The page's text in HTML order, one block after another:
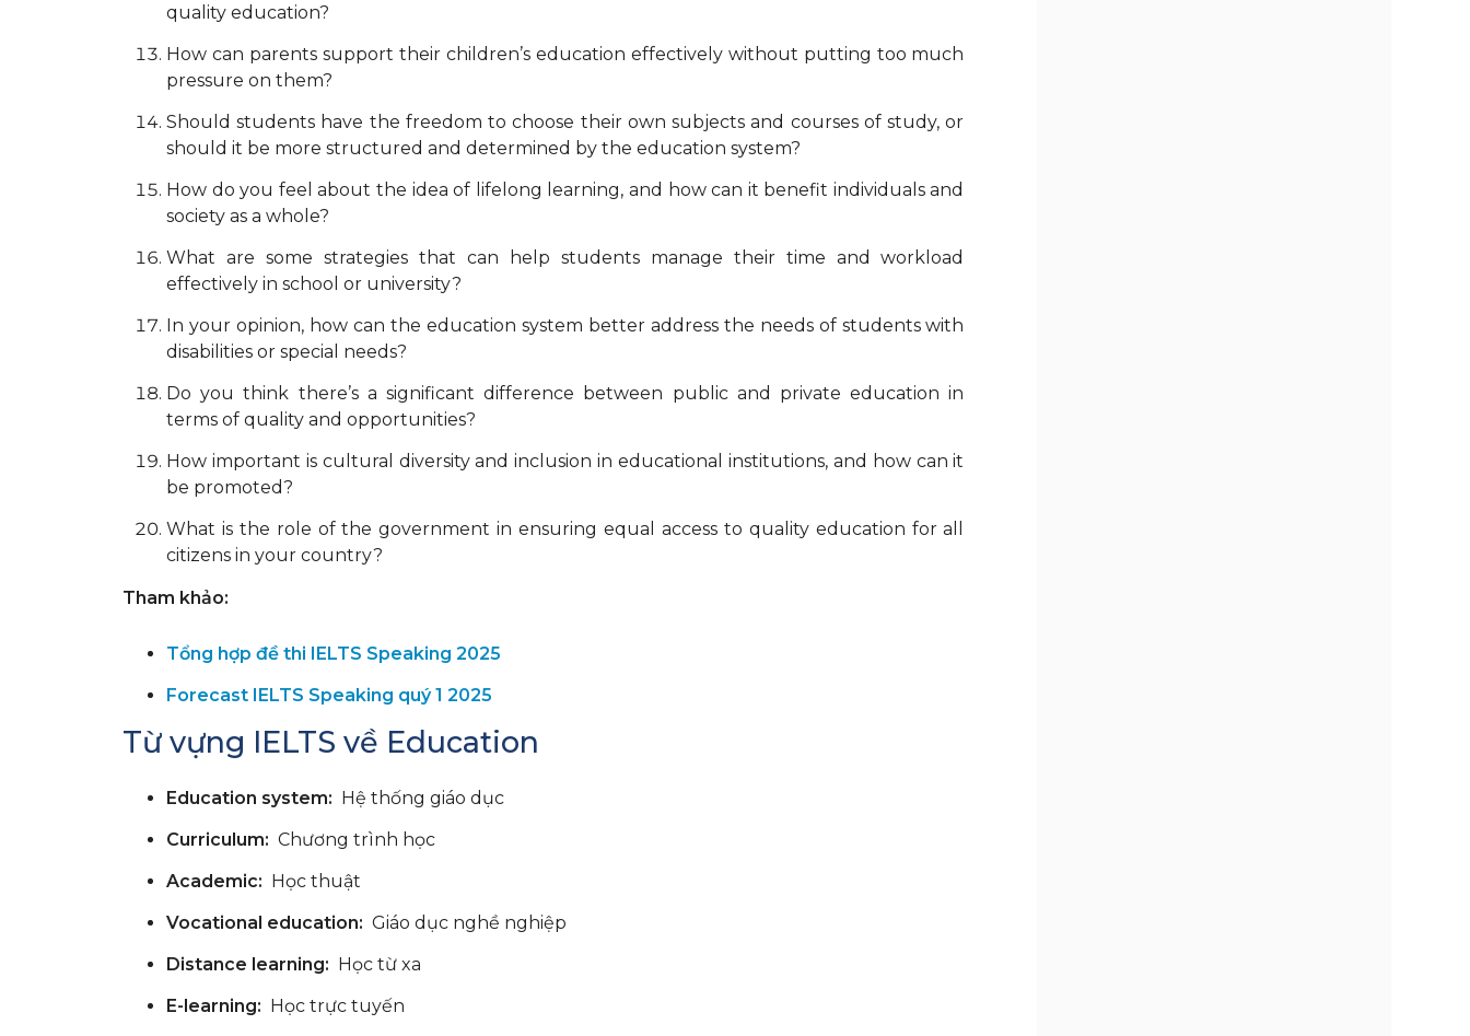
quality education?
How can parents support their children’s education effectively without putting too much
pressure on them?
Should students have the freedom to choose their own subjects and courses of study, or
should it be more structured and determined by the education system?
How do you feel about the idea of lifelong learning, and how can it benefit individuals and
society as a whole?
What are some strategies that can help students manage their time and workload
effectively in school or university?
In your opinion, how can the education system better address the needs of students with
disabilities or special needs?
Do you think there’s a significant difference between public and private education in
terms of quality and opportunities?
How important is cultural diversity and inclusion in educational institutions, and how can it
be promoted?
What is the role of the government in ensuring equal access to quality education for all
citizens in your country?
Tham khảo:
Tổng hợp đề thi IELTS Speaking 2025
Forecast IELTS Speaking quý 1 2025
Từ vựng IELTS về Education
Education system: Hệ thống giáo dục
Curriculum: Chương trình học
Academic: Học thuật
Vocational education: Giáo dục nghề nghiệp
Distance learning: Học từ xa
E-learning: Học trực tuyến